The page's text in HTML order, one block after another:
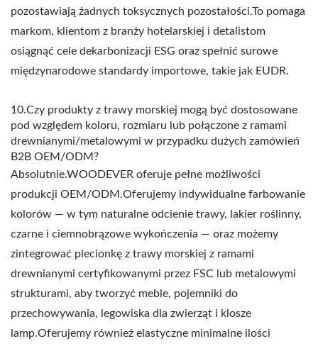
pozostawiają żadnych toksycznych pozostałości.To pomaga
markom, klientom z branży hotelarskiej i detalistom
osiągnąć cele dekarbonizacji ESG oraz spełnić surowe
międzynarodowe standardy importowe, takie jak EUDR.
10.Czy produkty z trawy morskiej mogą być dostosowane
pod względem koloru, rozmiaru lub połączone z ramami
drewnianymi/metalowymi w przypadku dużych zamówień
B2B OEM/ODM?
Absolutnie.WOODEVER oferuje pełne możliwości
produkcji OEM/ODM.Oferujemy indywidualne farbowanie
kolorów — w tym naturalne odcienie trawy, lakier roślinny,
czarne i ciemnobrązowe wykończenia — oraz możemy
zintegrować plecionkę z trawy morskiej z ramami
drewnianymi certyfikowanymi przez FSC lub metalowymi
strukturami, aby tworzyć meble, pojemniki do
przechowywania, legowiska dla zwierząt i klosze
lamp.Oferujemy również elastyczne minimalne ilości